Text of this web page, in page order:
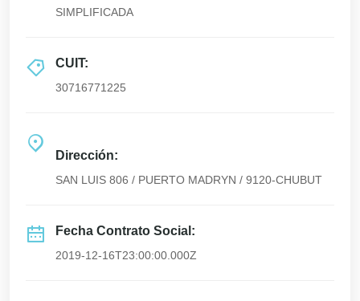
SIMPLIFICADA
CUIT:
30716771225
Dirección:
SAN LUIS 806 / PUERTO MADRYN / 9120-CHUBUT
Fecha Contrato Social:
2019-12-16T23:00:00.000Z